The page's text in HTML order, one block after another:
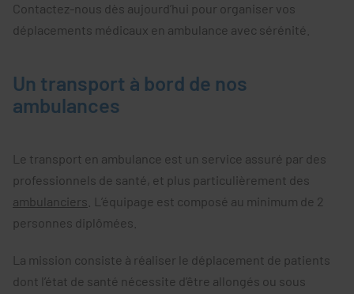
Contactez-nous dès aujourd’hui pour organiser vos
déplacements médicaux en ambulance avec sérénité.
Un transport à bord de nos
ambulances
Le transport en ambulance est un service assuré par des
professionnels de santé, et plus particulièrement des
ambulanciers . L’équipage est composé au minimum de 2
personnes diplômées.
La mission consiste à réaliser le déplacement de patients
dont l’état de santé nécessite d’être allongés ou sous